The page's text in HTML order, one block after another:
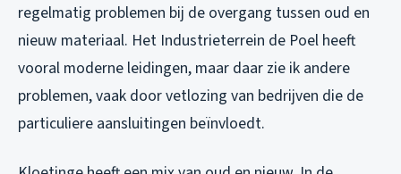
regelmatig problemen bij de overgang tussen oud en
nieuw materiaal. Het Industrieterrein de Poel heeft
vooral moderne leidingen, maar daar zie ik andere
problemen, vaak door vetlozing van bedrijven die de
particuliere aansluitingen beïnvloedt.